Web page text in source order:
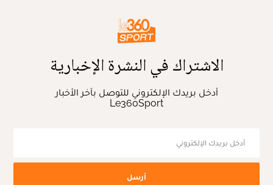
الاشتراك في النشرة الإخبارية
أدخل بريدك الإلكتروني للتوصل بآخر الأخبار
Le360Sport
أرسل